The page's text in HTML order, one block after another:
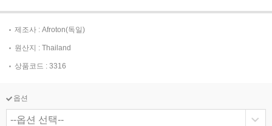
제조사 : Afroton(독일)
원산지 : Thailand
상품코드 : 3316
옵션